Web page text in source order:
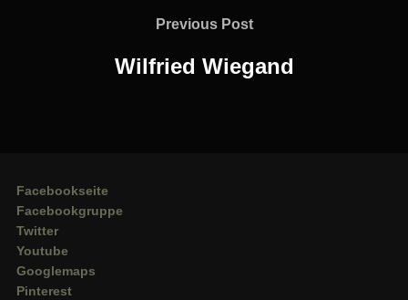
Previous
Previous Post
Wilfried Wiegand
Facebookseite
Facebookgruppe
Twitter
Youtube
Googlemaps
Pinterest